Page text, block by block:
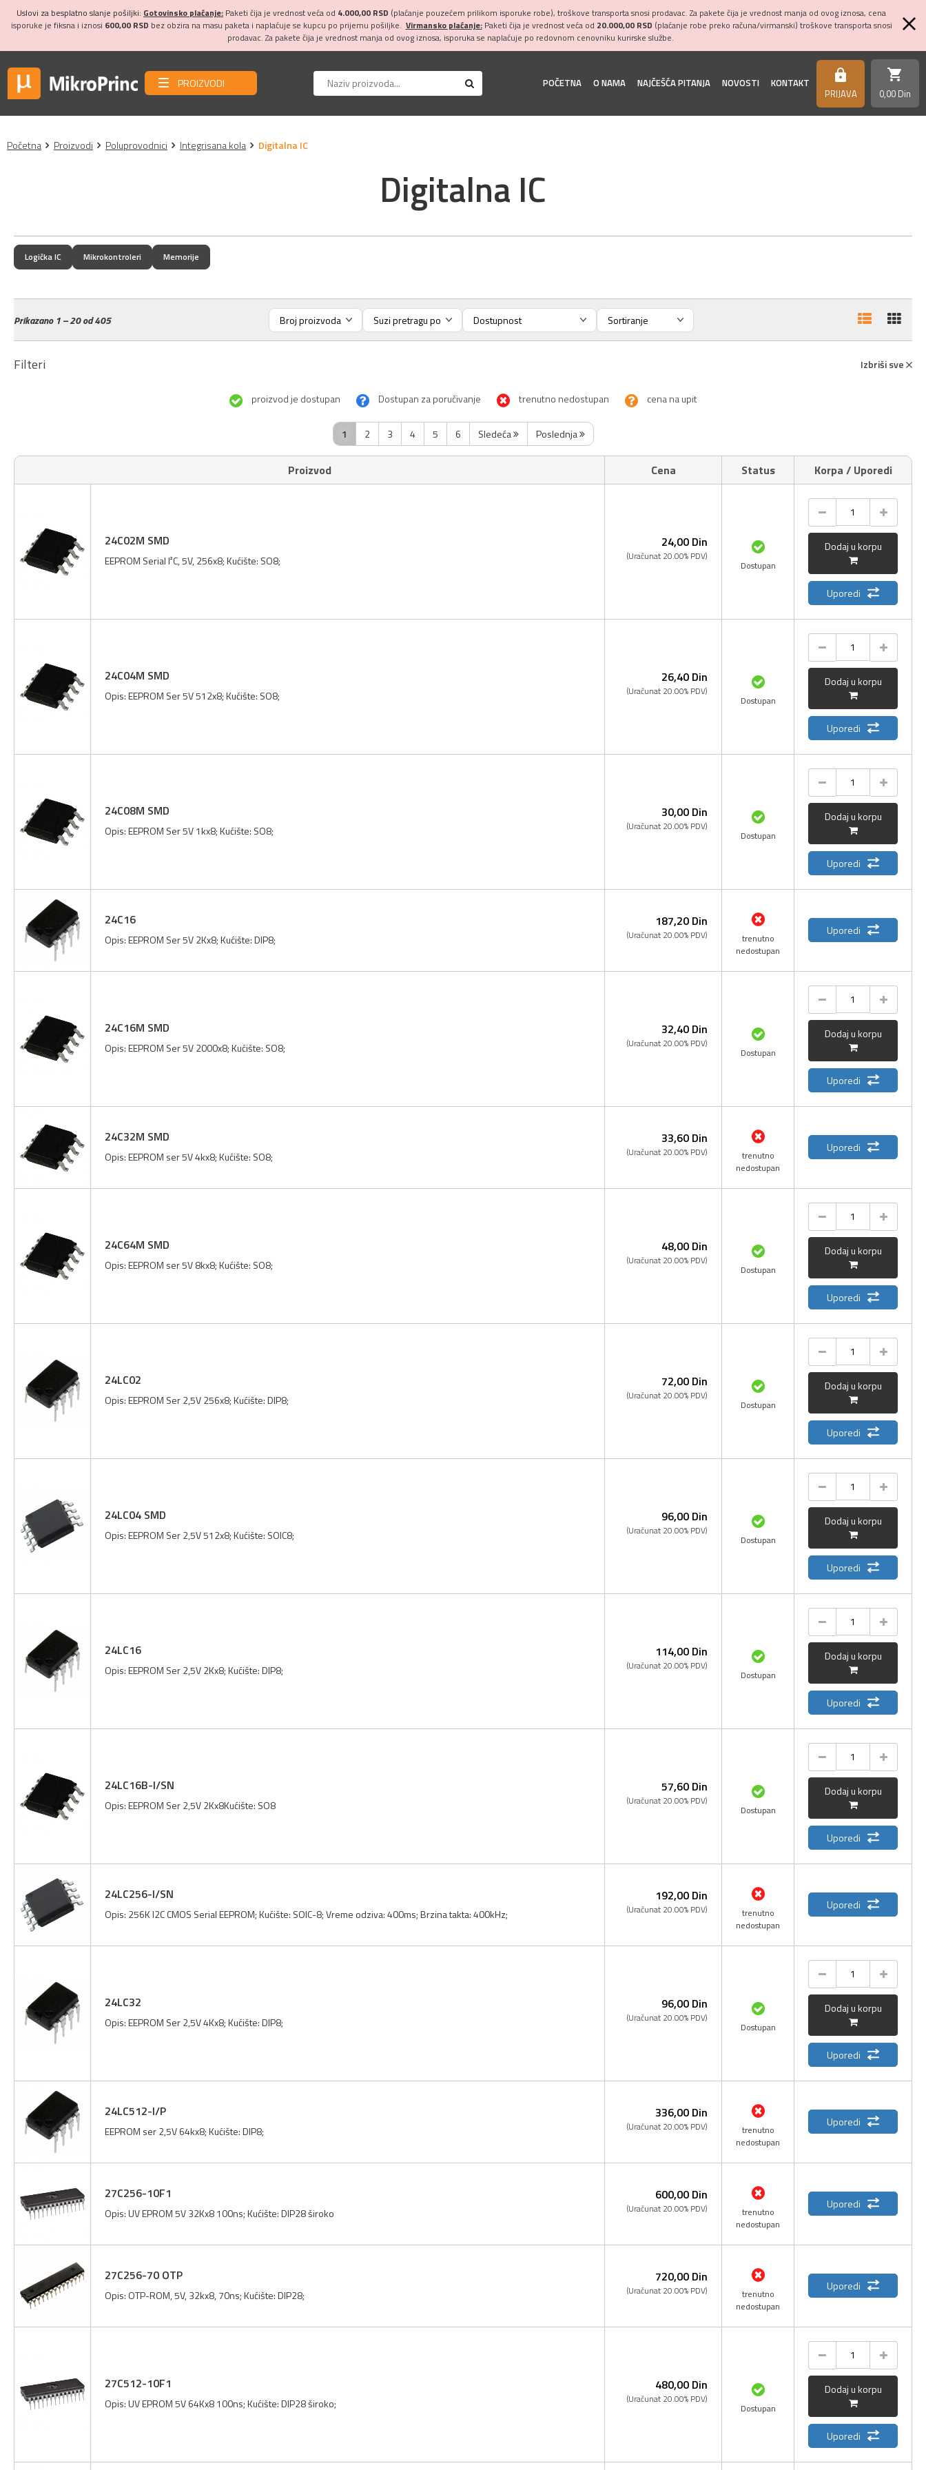
Uslovi za besplatno slanje pošiljki: Gotovinsko plaćanje: Paketi čija je vrednost veća od 4.000,00 RSD (plaćanje pouzećem prilikom isporuke robe), troškove transporta snosi prodavac. Za pakete čija je vrednost manja od ovog iznosa, cena
isporuke je fiksna i iznosi 600,00 RSD bez obzira na masu paketa i naplaćuje se kupcu po prijemu pošiljke. Virmansko plaćanje:Paketi čija je vrednost veća od 20.000,00 RSD (plaćanje robe preko računa/virmanski) troškove transporta snosi
prodavac. Za pakete čija je vrednost manja od ovog iznosa, isporuka se naplaćuje po redovnom cenovniku kurirske službe.
PROIZVODI POČETNA O NAMA NAJČEŠĆA PITANJA NOVOSTI KONTAKT https
PRIJAVA
shopping_cart
0,00 Din
Početna Proizvodi Poluprovodnici Integrisana kola Digitalna IC
Digitalna IC
Logička IC Mikrokontroleri Memorije
Prikazano1 – 20 od 405
Filteri Izbriši sve
proizvod je dostupan Dostupan za poručivanje trenutno nedostupan cena na upit
1 2 3 4 5 6 Sledeća Poslednja
Proizvod Cena Status Korpa / Uporedi
24C02M SMD
EEPROM Serial I²C, 5V, 256x8; Kućište: SO8;
24,00 Din
(Uračunat 20.00% PDV)
Dostupan
Dodaj u korpu
Uporedi
24C04M SMD
Opis: EEPROM Ser 5V 512x8; Kućište: SO8;
26,40 Din
(Uračunat 20.00% PDV)
Dostupan
Dodaj u korpu
Uporedi
24C08M SMD
Opis: EEPROM Ser 5V 1kx8; Kućište: SO8;
30,00 Din
(Uračunat 20.00% PDV)
Dostupan
Dodaj u korpu
Uporedi
24C16
Opis: EEPROM Ser 5V 2Kx8; Kućište: DIP8;
187,20 Din
(Uračunat 20.00% PDV)
trenutno
nedostupan
Uporedi
24C16M SMD
Opis: EEPROM Ser 5V 2000x8; Kućište: SO8;
32,40 Din
(Uračunat 20.00% PDV)
Dostupan
Dodaj u korpu
Uporedi
24C32M SMD
Opis: EEPROM ser 5V 4kx8; Kućište: SO8;
33,60 Din
(Uračunat 20.00% PDV)
trenutno
nedostupan
Uporedi
24C64M SMD
Opis: EEPROM ser 5V 8kx8; Kućište: SO8;
48,00 Din
(Uračunat 20.00% PDV)
Dostupan
Dodaj u korpu
Uporedi
24LC02
Opis: EEPROM Ser 2,5V 256x8; Kućište: DIP8;
72,00 Din
(Uračunat 20.00% PDV)
Dostupan
Dodaj u korpu
Uporedi
24LC04 SMD
Opis: EEPROM Ser 2,5V 512x8; Kućište: SOIC8;
96,00 Din
(Uračunat 20.00% PDV)
Dostupan
Dodaj u korpu
Uporedi
24LC16
Opis: EEPROM Ser 2,5V 2Kx8; Kućište: DIP8;
114,00 Din
(Uračunat 20.00% PDV)
Dostupan
Dodaj u korpu
Uporedi
24LC16B-I/SN
Opis: EEPROM Ser 2,5V 2Kx8Kućište: SO8
57,60 Din
(Uračunat 20.00% PDV)
Dostupan
Dodaj u korpu
Uporedi
24LC256-I/SN
Opis: 256K I2C CMOS Serial EEPROM; Kućište: SOIC-8; Vreme odziva: 400ms; Brzina takta: 400kHz;
192,00 Din
(Uračunat 20.00% PDV)
trenutno
nedostupan
Uporedi
24LC32
Opis: EEPROM Ser 2,5V 4Kx8; Kućište: DIP8;
96,00 Din
(Uračunat 20.00% PDV)
Dostupan
Dodaj u korpu
Uporedi
24LC512-I/P
EEPROM ser 2,5V 64kx8; Kućište: DIP8;
336,00 Din
(Uračunat 20.00% PDV)
trenutno
nedostupan
Uporedi
27C256-10F1
Opis: UV EPROM 5V 32Kx8 100ns; Kućište: DIP28 široko
600,00 Din
(Uračunat 20.00% PDV)
trenutno
nedostupan
Uporedi
27C256-70 OTP
Opis: OTP-ROM, 5V, 32kx8, 70ns; Kućište: DIP28;
720,00 Din
(Uračunat 20.00% PDV)
trenutno
nedostupan
Uporedi
27C512-10F1
Opis: UV EPROM 5V 64Kx8 100ns; Kućište: DIP28 široko;
480,00 Din
(Uračunat 20.00% PDV)
Dostupan
Dodaj u korpu
Uporedi